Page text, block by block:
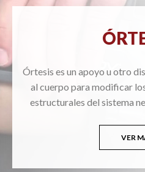
Órtesis es un apoyo u otro
al cuerpo para modificar
estructurales del sistema
VER